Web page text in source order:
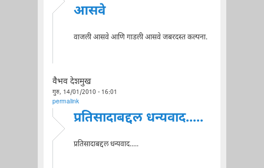
आसवे
वाजली आसवे आणि गाडली आसवे जबरदस्त कल्पना.
वैभव देशमुख
गुरु, 14/01/2010 - 16:01
permalink
प्रतिसादाबद्दल धन्यवाद.....
प्रतिसादाबद्दल धन्यवाद.....